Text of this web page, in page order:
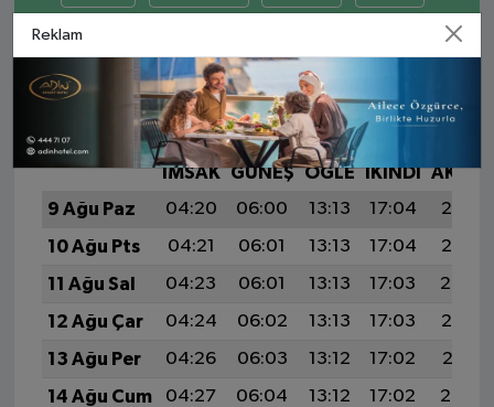
DARICA AYLIK NAMAZ VAKITLERI
İMSAK GÜNEŞ ÖĞLE İKINDI
9 Ağu Paz
04:20 06:00 13:13 17:04
20:17
10 Ağu Pts
04:21 06:01 13:13 17:04
20:15
11 Ağu Sal
04:23 06:01 13:13 17:03
20:14
12 Ağu Çar
04:24 06:02 13:13 17:03
20:13
13 Ağu Per
04:26 06:03 13:12 17:02
20:11
14 Ağu Cum
04:27 06:04 13:12 17:02
20:10
Reklam